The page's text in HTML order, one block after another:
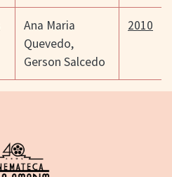
Ana Maria
Quevedo,
Gerson Salcedo
2010